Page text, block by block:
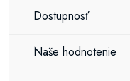
Dostupnosť
Naše hodnotenie